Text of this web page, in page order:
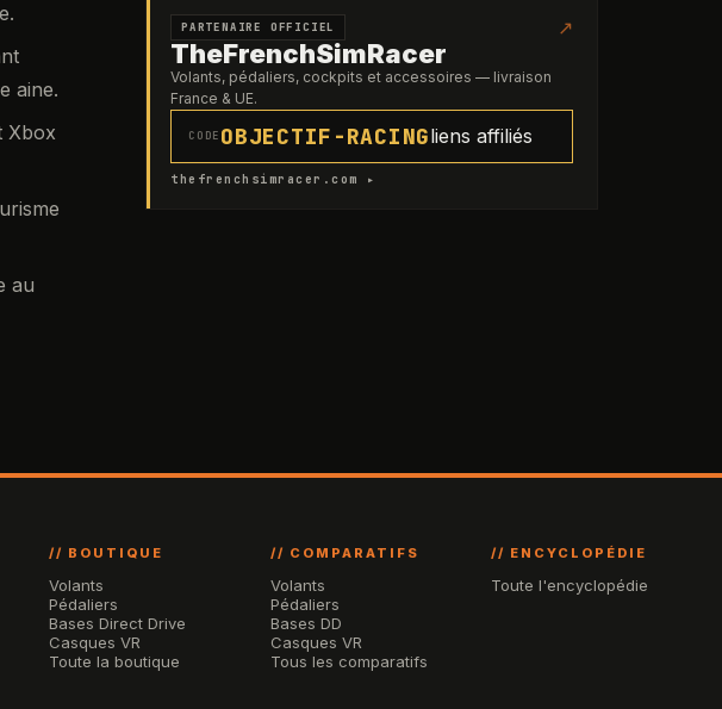
aine.
Xbox
au
PARTENAIRE OFFICIEL ↗
TheFrenchSimRacer
Volants, pédaliers, cockpits et accessoires — livraison
France & UE.
CODE OBJECTIF-RACINGliens affiliés
thefrenchsimracer.com ▸
// BOUTIQUE
Volants
Pédaliers
Bases Direct Drive
Casques VR
Toute la boutique
// COMPARATIFS
Volants
Pédaliers
Bases DD
Casques VR
Tous les comparatifs
// ENCYCLOPÉDIE
Toute l'encyclopédie